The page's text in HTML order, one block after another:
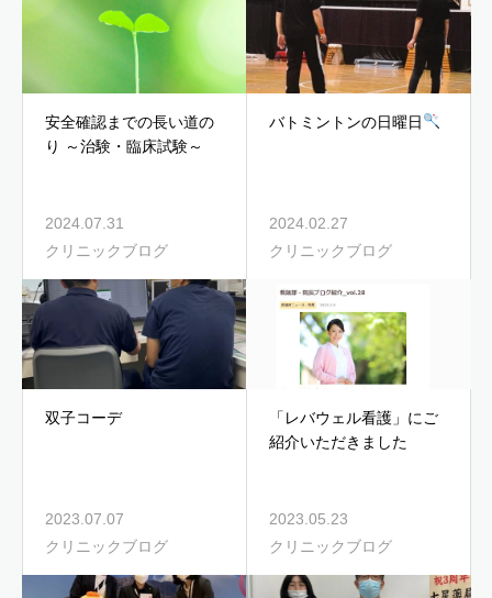
安全確認までの長い道の
り ～治験・臨床試験～
2024.07.31
クリニックブログ
バトミントンの日曜日
2024.02.27
クリニックブログ
双子コーデ
2023.07.07
クリニックブログ
「レバウェル看護」にご
紹介いただきました
2023.05.23
クリニックブログ